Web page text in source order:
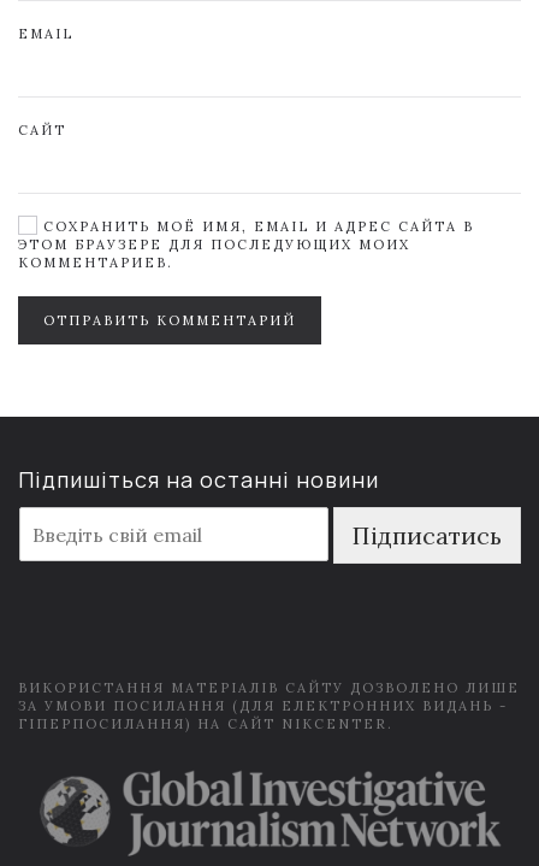
EMAIL
САЙТ
СОХРАНИТЬ МОЁ ИМЯ, EMAIL И АДРЕС САЙТА В
ЭТОМ БРАУЗЕРЕ ДЛЯ ПОСЛЕДУЮЩИХ МОИХ
КОММЕНТАРИЕВ.
ОТПРАВИТЬ КОММЕНТАРИЙ
Підпишіться на останні новини
m
a
Підписатись
ВИКОРИСТАННЯ МАТЕРІАЛІВ САЙТУ ДОЗВОЛЕНО ЛИШЕ
ЗА УМОВИ ПОСИЛАННЯ (ДЛЯ ЕЛЕКТРОННИХ ВИДАНЬ -
ГІПЕРПОСИЛАННЯ) НА САЙТ NIKCENTER.